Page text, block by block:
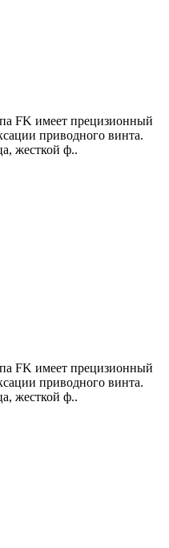
FK имеет прецизионный
приводного винта.
жесткой ф..
FK имеет прецизионный
приводного винта.
жесткой ф..